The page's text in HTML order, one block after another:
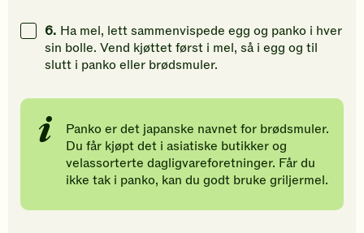
6. Ha mel, lett sammenvispede egg og panko i hver
sin bolle. Vend kjøttet først i mel, så i egg og til
slutt i panko eller brødsmuler.
Panko er det japanske navnet for brødsmuler.
Du får kjøpt det i asiatiske butikker og
velassorterte dagligvareforetninger. Får du
ikke tak i panko, kan du godt bruke griljermel.